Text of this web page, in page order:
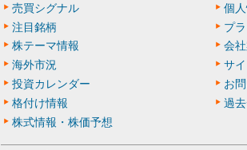
売買シグナル
注目銘柄
株テーマ情報
海外市況
投資カレンダー
格付け情報
株式情報・株価予想
個
プ
会
サ
お
過